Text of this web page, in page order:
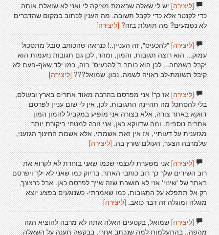
[ליצירה]יש לי שאלה שבאמת מציקה לי ואני לא שואלת אותה
כדי לקנטר אלא כדי לקבל תשובה. מה הענין לכתוב במקום שהדברים
לא נשמעים? מה תועלת בזה?[ליצירה]
[ליצירה]"להכעיס", זה העניין..! כנראה שהכותב סובל מתסכול
עמוק... הוא רוצה תגובות, והמון, ומהר, לכן גם תגובות נזעמות הוא
יקבל בשמחה... לכן הוא כותב ב"להכעיס" כזה, כמו ילד שאף-פעם לא
קיבל תשומת-לב ראויה לשמה. נכון, שמואל??? [ליצירה]
[ליצירה]אז כך! אני מפרסם בהרבה מאוד אתרים בארץ ובעולם,
בלי להסתכל מה תהיינה התגובות. לכן, אין לי שום עניין לפרסם
דווקא באתר צורה, אלא בצורה אני מופיע במקביל להמון המון
אתרים נוספים. ומה שדווקא כאן, אני זוכה למטחי ביקורת יותר
מגזענית על דעותיי, אז אין זאת אשמתי, אלא אשמת החינוך הגזעני,
שלמרבה הצער, העולם שורץ בה. [ליצירה]
[ליצירה]אני משערת לעצמי שכמו שאני בוחרת לא לקרוא את
רוב השירים שלך כך רוב כותבי האתר. בדיוק כמו שאני לא ילך ויפרסם
באתר של 'שינוי' אני לא חושבת שזה שייך לפרסם כאן. אבל כרצונך,
רק אל תתפלא על התגובות, כמו שאמרתי- כשנוגעים בפצע יוצא
מוגלה ומוגלה זה דבר כואב. [ליצירה]
[ליצירה]שמואל, בקטעים האלה אתה לא מרבה להוציא הגה
מהפה.. בהתעלמות למה שנכתב אחרי, בבקשה תענה על השאלה.